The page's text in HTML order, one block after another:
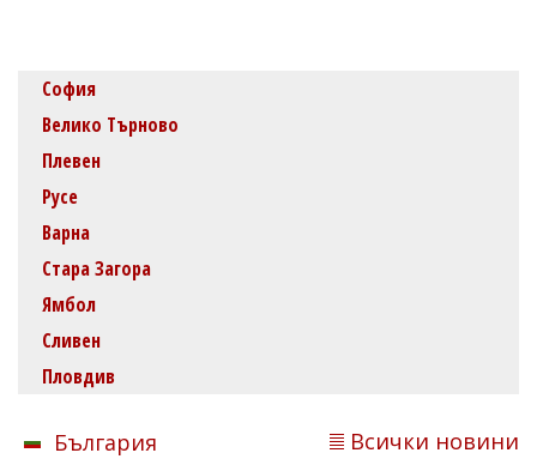
София
Велико Търново
Плевен
Русе
Варна
Стара Загора
Ямбол
Сливен
Пловдив
България Всички новини